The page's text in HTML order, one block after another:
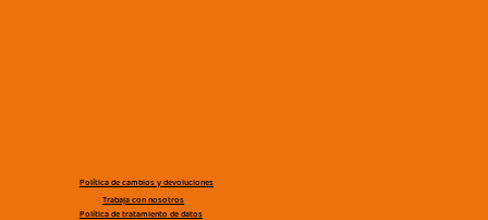
Política de tratamiento de datos
Política de cambios y devoluciones
Trabaja con nosotros